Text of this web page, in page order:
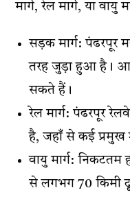
मार्ग, रेल मार्ग, या
सड़क मार्ग: पंढरपूर
तरह जुड़ा हुआ है।
सकते हैं।
रेल मार्ग: पंढरपूर
है, जहाँ से कई प्रमुख
वायु मार्ग: निकटतम
से लगभग 70 किमी